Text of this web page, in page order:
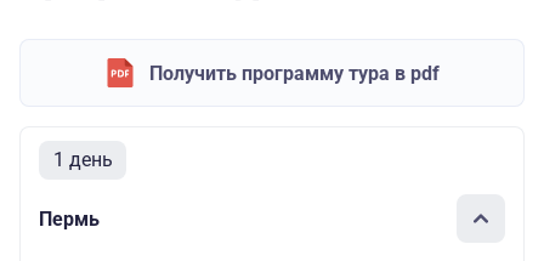
Получить программу тура в pdf
1 день
Пермь